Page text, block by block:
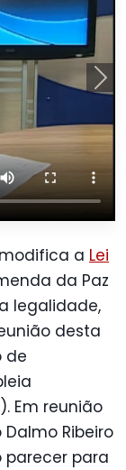
a Lei
da Paz
legalidade,
desta
de
Em reunião
Ribeiro
parecer para